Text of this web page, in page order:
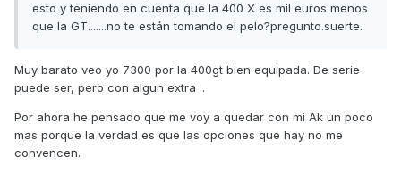
esto y teniendo en cuenta que la 400 X es mil euros menos
que la GT.......no te están tomando el pelo?pregunto.suerte.
Muy barato veo yo 7300 por la 400gt bien equipada. De serie
puede ser, pero con algun extra ..
Por ahora he pensado que me voy a quedar con mi Ak un poco
mas porque la verdad es que las opciones que hay no me
convencen.